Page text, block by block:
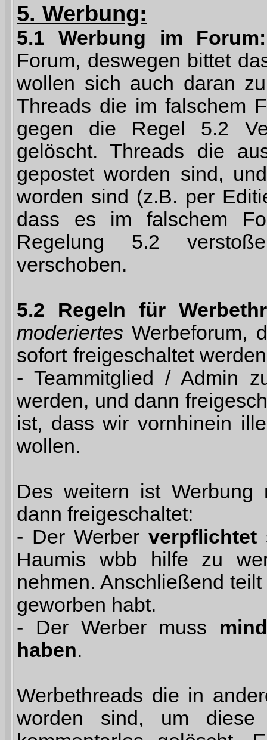
5. Werbung:
5.1 Werbung im Forum:
Forum, deswegen bittet
wollen sich auch daran
Threads die im falschem
gegen die Regel 5.2
gelöscht. Threads die
gepostet worden sind,
worden sind (z.B. per
dass es im falschem
Regelung 5.2
verschoben.
5.2 Regeln für
moderiertes Werbeforum,
sofort freigeschaltet
- Teammitglied / Admin
werden, und dann
ist, dass wir vornhinein
wollen.
Des weitern ist
dann freigeschaltet:
- Der Werber verpflichtet
Haumis wbb hilfe zu
nehmen. Anschließend
geworben habt.
- Der Werber muss
haben.
Werbethreads die in
worden sind, um diese